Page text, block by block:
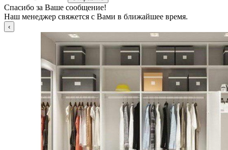
Спасибо за Ваше сообщение!
Наш менеджер свяжется с Вами в ближайшее время.